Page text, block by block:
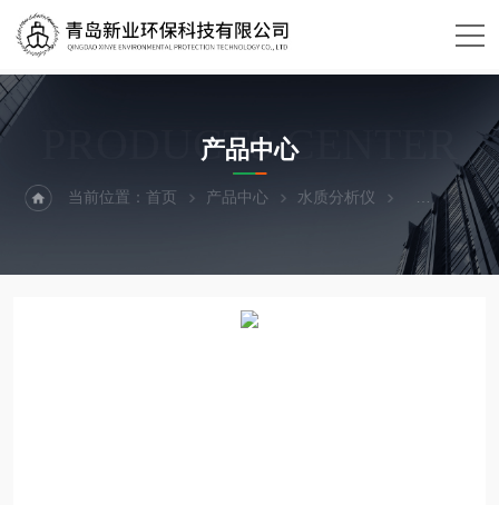
PRODUCTS CENTER
产品中心
当前位置：首页 产品中心 水质分析仪 便携式水质